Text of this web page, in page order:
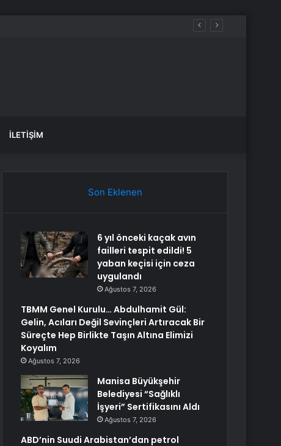
Hep Birlikte Taşın Altına Elimizi Koyalım
İLETIŞIM
Son Eklenen
6 yıl önceki kaçak avın
failleri tespit edildi! 5
yaban keçisi için ceza
uygulandı
Ağustos 7, 2026
TBMM Genel Kurulu… Abdulhamit Gül:
Gelin, Acıları Değil Sevinçleri Artıracak Bir
Süreçte Hep Birlikte Taşın Altına Elimizi
Koyalım
Ağustos 7, 2026
Manisa Büyükşehir
Belediyesi “Sağlıklı
İşyeri” Sertifikasını Aldı
Ağustos 7, 2026
ABD’nin Suudi Arabistan’dan petrol